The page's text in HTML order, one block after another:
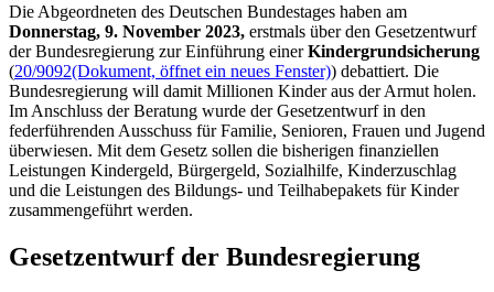
Die Abgeordneten des Deutschen Bundestages haben am
Donnerstag, 9. November 2023, erstmals über den Gesetzentwurf
der Bundesregierung zur Einführung einerKindergrundsicherung
(20/9092(Dokument, öffnet ein neues Fenster)) debattiert. Die
Bundesregierung will damit Millionen Kinder aus der Armut holen.
Im Anschluss der Beratung wurde der Gesetzentwurf in den
federführenden Ausschuss für Familie, Senioren, Frauen und Jugend
überwiesen. Mit dem Gesetz sollen die bisherigen finanziellen
Leistungen Kindergeld, Bürgergeld, Sozialhilfe, Kinderzuschlag
und die Leistungen des Bildungs- und Teilhabepakets für Kinder
zusammengeführt werden.
Gesetzentwurf der Bundesregierung